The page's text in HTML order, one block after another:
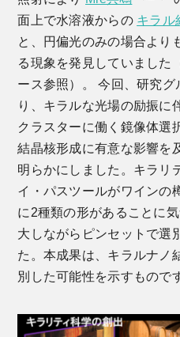
面上で水溶液からの キラル
と、円偏光のみの場合より
る現象を発見していました
ース参照）。 今回、研究グ
り、キラルな光場の励振に
クラスターに働く鏡像体選
結晶核形成に有意な影響を
明らかにしました。キラリ
イ・パスツールがワインの
に2種類の形があることに
大しながらピンセットで選
た。本成果は、キラルナノ
別した可能性を示すもので